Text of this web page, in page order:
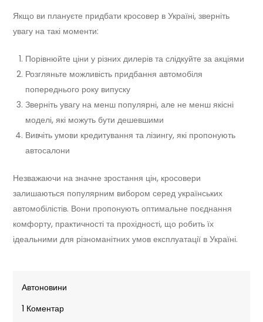
Якщо ви плануєте придбати кросовер в Україні, зверніть
увагу на такі моменти:
Порівнюйте ціни у різних дилерів та слідкуйте за акціями
Розгляньте можливість придбання автомобіля
попереднього року випуску
Зверніть увагу на менш популярні, але не менш якісні
моделі, які можуть бути дешевшими
Вивчіть умови кредитування та лізингу, які пропонують
автосалони
Незважаючи на значне зростання цін, кросовери
залишаються популярним вибором серед українських
автомобілістів. Вони пропонують оптимальне поєднання
комфорту, практичності та прохідності, що робить їх
ідеальними для різноманітних умов експлуатації в Україні.
Автоновини
1 Коментардо